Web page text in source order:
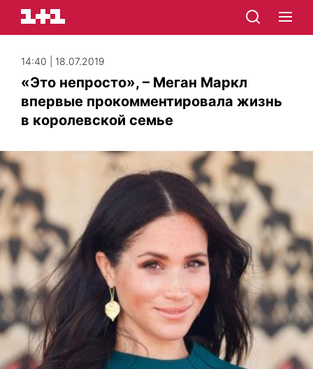
14:40 | 18.07.2019
«Это непросто», – Меган Маркл
впервые прокомментировала жизнь
в королевской семье